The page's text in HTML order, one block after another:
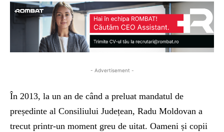
- Advertisement -
În 2013, la un an de când a preluat mandatul de
președinte al Consiliului Județean, Radu Moldovan a
trecut printr-un moment greu de uitat. Oameni și copii